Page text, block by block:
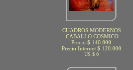
CUADROS MODERNOS
:CABALLO COSMICO
Precio $ 140.000
Precio Internet $ 120.000
US $ 0